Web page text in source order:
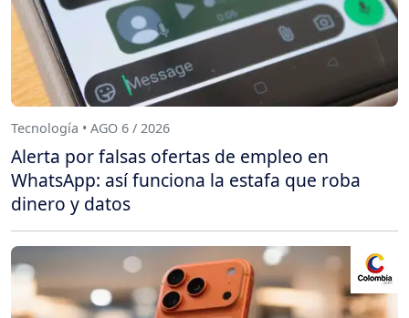
Tecnología • AGO 6 / 2026
Alerta por falsas ofertas de empleo en
WhatsApp: así funciona la estafa que roba
dinero y datos